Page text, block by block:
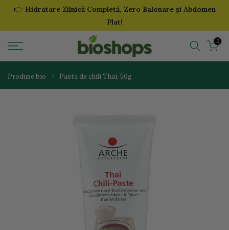
Sari
👉 Hidratare Zilnică Completă, Zero Balonare și Abdomen
Plat!
0
Produse bio Pasta de chili Thai, 50g